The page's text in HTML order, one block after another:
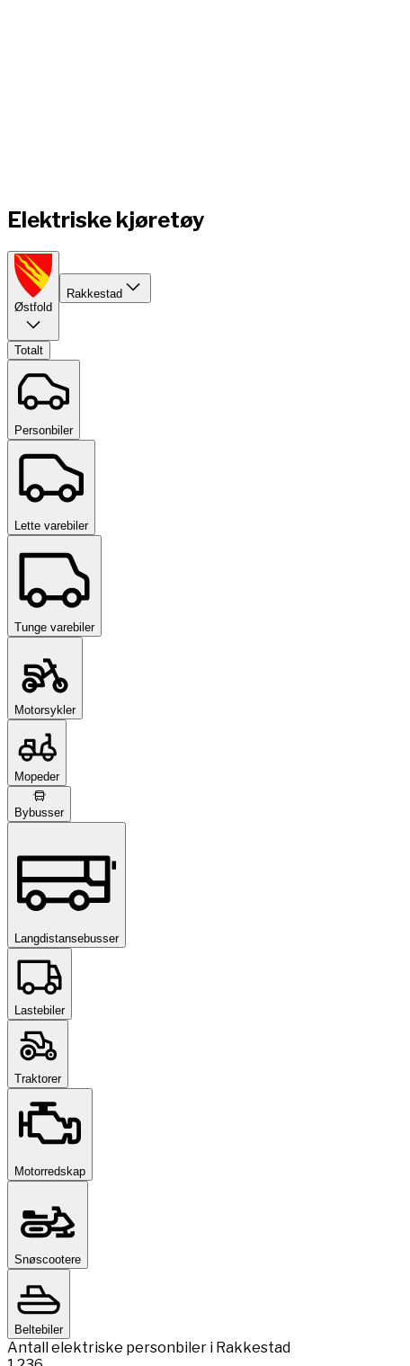
Elektriske kjøretøy
Østfold
Rakkestad
Totalt
Personbiler
Lette varebiler
Tunge varebiler
Motorsykler
Mopeder
Bybusser
Langdistansebusser
Lastebiler
Traktorer
Motorredskap
Snøscootere
Beltebiler
Antall elektriske personbiler i Rakkestad